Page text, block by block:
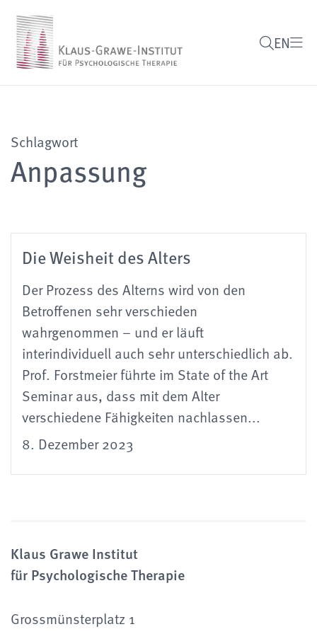
EN
Schlagwort
Anpassung
Die Weisheit des Alters
Der Prozess des Alterns wird von den
Betroffenen sehr verschieden
wahrgenommen – und er läuft
interindividuell auch sehr unterschiedlich ab.
Prof. Forstmeier führte im State of the Art
Seminar aus, dass mit dem Alter
verschiedene Fähigkeiten nachlassen...
8. Dezember 2023
Klaus Grawe Institut
für Psychologische Therapie
Grossmünsterplatz 1